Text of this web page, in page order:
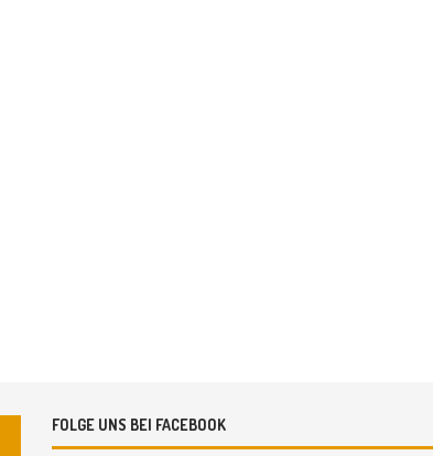
FOLGE UNS BEI FACEBOOK